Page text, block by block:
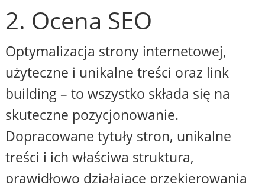
2. Ocena SEO
Optymalizacja strony internetowej,
użyteczne i unikalne treści oraz link
building – to wszystko składa się na
skuteczne pozycjonowanie.
Dopracowane tytuły stron, unikalne
treści i ich właściwa struktura,
prawidłowo działające przekierowania